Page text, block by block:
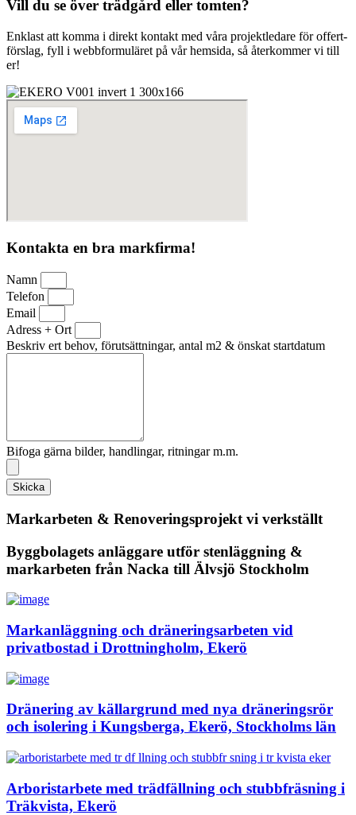
Vill du se över trädgård eller tomten?
Enklast att komma i direkt kontakt med våra projektledare för offert-
förslag, fyll i webbformuläret på vår hemsida, så återkommer vi till
er!
Kontakta en bra markfirma!
Namn
Telefon
Email
Adress + Ort
Beskriv ert behov, förutsättningar, antal m2 & önskat startdatum
Bifoga gärna bilder, handlingar, ritningar m.m.
Skicka
Markarbeten & Renoveringsprojekt vi verkställt
Byggbolagets anläggare utför stenläggning &
markarbeten från Nacka till Älvsjö Stockholm
Markanläggning och dräneringsarbeten vid
privatbostad i Drottningholm, Ekerö
Dränering av källargrund med nya dräneringsrör
och isolering i Kungsberga, Ekerö, Stockholms län
Arboristarbete med trädfällning och stubbfräsning i
Träkvista, Ekerö